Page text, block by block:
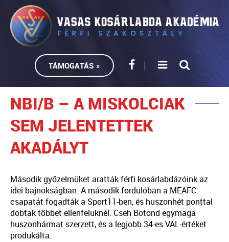
TÁMOGATÁS »
NBI/B – A MISKOLCIAK
SEM JELENTETTEK
AKADÁLYT
Második győzelmüket aratták férfi kosárlabdázóink az
idei bajnokságban. A második fordulóban a MEAFC
csapatát fogadták a Sport11-ben, és huszonhét ponttal
dobtak többet ellenfelüknél. Cseh Botond egymaga
huszonhármat szerzett, és a legjobb 34-es VAL-értéket
produkálta.